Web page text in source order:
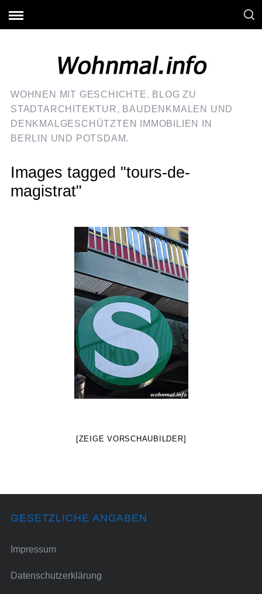
WOHNEN MIT GESCHICHTE. BLOG ZU
STADTARCHITEKTUR, BAUDENKMALEN UND
DENKMALGESCHÜTZTEN IMMOBILIEN IN
BERLIN UND POTSDAM.
Images tagged "tours-de-
magistrat"
[ZEIGE VORSCHAUBILDER]
GESETZLICHE ANGABEN
Impressum
Datenschutzerklärung